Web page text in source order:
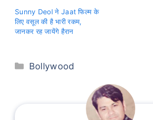
Sunny Deol ने Jaat फिल्म के
लिए वसूल की है भारी रकम,
जानकर रह जायेंगे हैरान
Categories
Bollywood